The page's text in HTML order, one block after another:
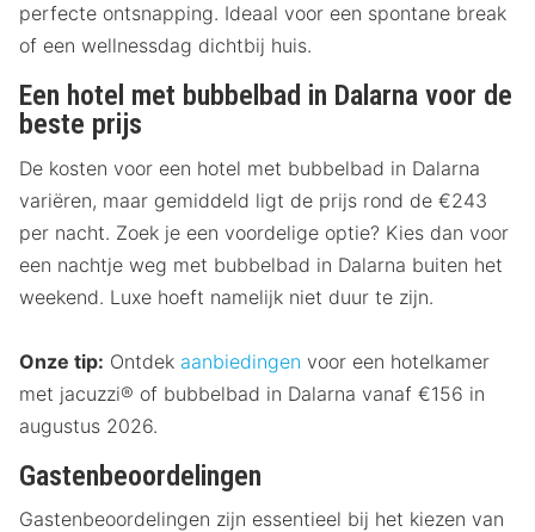
perfecte ontsnapping. Ideaal voor een spontane break
of een wellnessdag dichtbij huis.
Een hotel met bubbelbad in Dalarna voor de
beste prijs
De kosten voor een hotel met bubbelbad in Dalarna
variëren, maar gemiddeld ligt de prijs rond de €243
per nacht. Zoek je een voordelige optie? Kies dan voor
een nachtje weg met bubbelbad in Dalarna buiten het
weekend. Luxe hoeft namelijk niet duur te zijn.
Onze tip: Ontdek aanbiedingen voor een hotelkamer
met jacuzzi® of bubbelbad in Dalarna vanaf €156 in
augustus 2026.
Gastenbeoordelingen
Gastenbeoordelingen zijn essentieel bij het kiezen van